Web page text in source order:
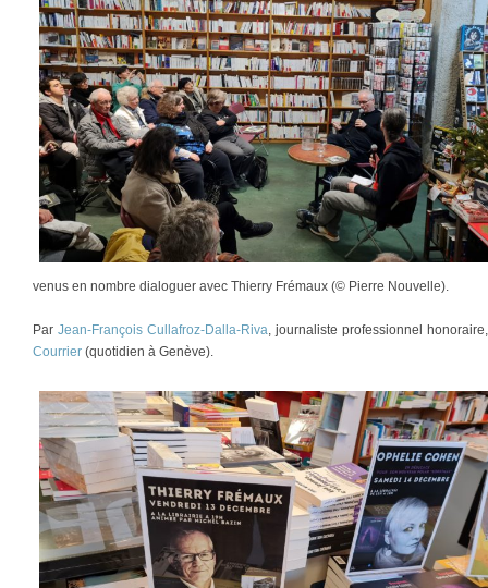
venus en nombre dialoguer avec Thierry Frémaux (© Pierre Nouvelle).
Par Jean-François Cullafroz-Dalla-Riva , journaliste professionnel
Courrier (quotidien à Genève).